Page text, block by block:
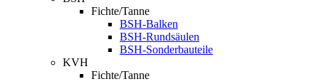
Fichte/Tanne
BSH-Balken
BSH-Rundsäulen
BSH-Sonderbauteile
KVH
Fichte/Tanne